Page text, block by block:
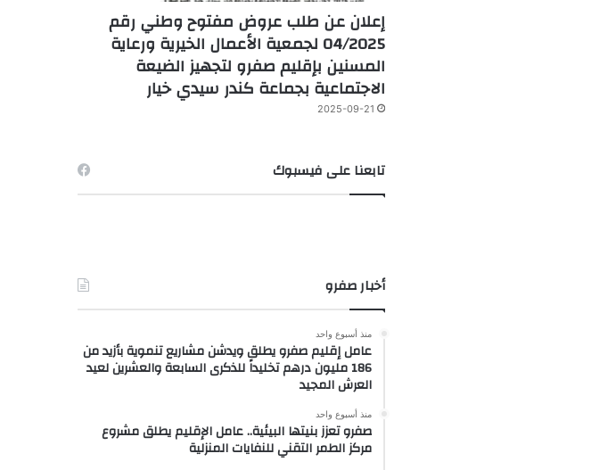
إعلان عن طلب عروض مفتوح وطني رقم
04/2025 لجمعية الأعمال الخيرية ورعاية
المسنين بإقليم صفرو لتجهيز الضيعة
الاجتماعية بجماعة كندر سيدي خيار
2025-09-21
تابعنا على فيسبوك
أخبار صفرو
منذ أسبوع واحد
عامل إقليم صفرو يطلق ويدشن مشاريع تنموية بأزيد من
186 مليون درهم تخليداً للذكرى السابعة والعشرين لعيد
العرش المجيد
منذ أسبوع واحد
صفرو تعزز بنيتها البيئية.. عامل الإقليم يطلق مشروع
مركز الطمر التقني للنفايات المنزلية